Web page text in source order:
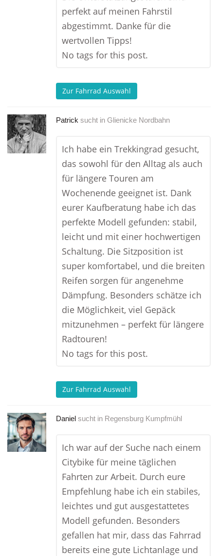
perfekt auf meinen Fahrstil
abgestimmt. Danke für die
wertvollen Tipps!
No tags for this post.
Zur Fahrrad Auswahl
Patrick sucht in Glienicke Nordbahn
Ich habe ein Trekkingrad gesucht,
das sowohl für den Alltag als auch
für längere Touren am
Wochenende geeignet ist. Dank
eurer Kaufberatung habe ich das
perfekte Modell gefunden: stabil,
leicht und mit einer hochwertigen
Schaltung. Die Sitzposition ist
super komfortabel, und die breiten
Reifen sorgen für angenehme
Dämpfung. Besonders schätze ich
die Möglichkeit, viel Gepäck
mitzunehmen – perfekt für längere
Radtouren!
No tags for this post.
Zur Fahrrad Auswahl
Daniel sucht in Regensburg Kumpfmühl
Ich war auf der Suche nach einem
Citybike für meine täglichen
Fahrten zur Arbeit. Durch eure
Empfehlung habe ich ein stabiles,
leichtes und gut ausgestattetes
Modell gefunden. Besonders
gefallen hat mir, dass das Fahrrad
bereits eine gute Lichtanlage und